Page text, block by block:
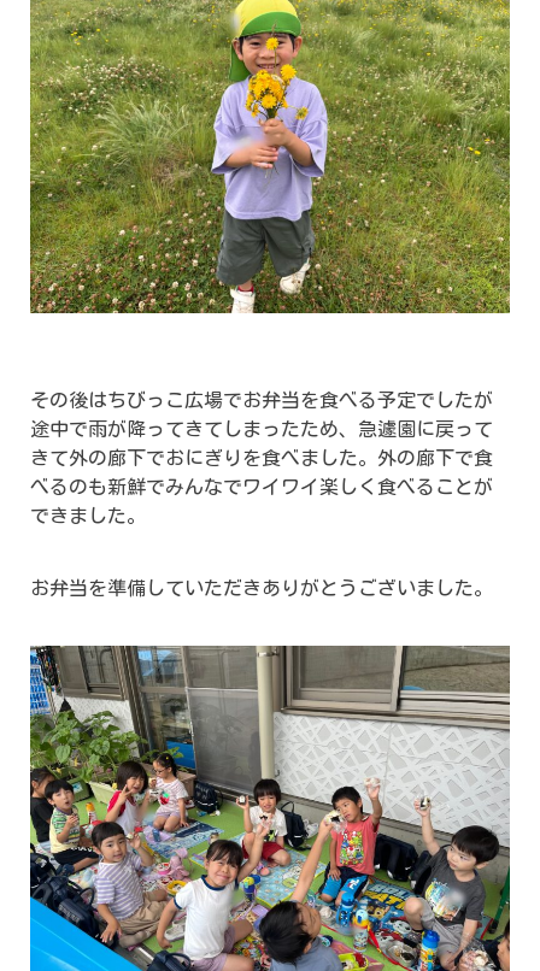
その後はちびっこ広場でお弁当を食べる予定でしたが
途中で雨が降ってきてしまったため、急遽園に戻って
きて外の廊下でおにぎりを食べました。外の廊下で食
べるのも新鮮でみんなでワイワイ楽しく食べることが
できました。
お弁当を準備していただきありがとうございました。